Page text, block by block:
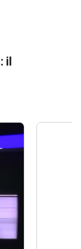
il